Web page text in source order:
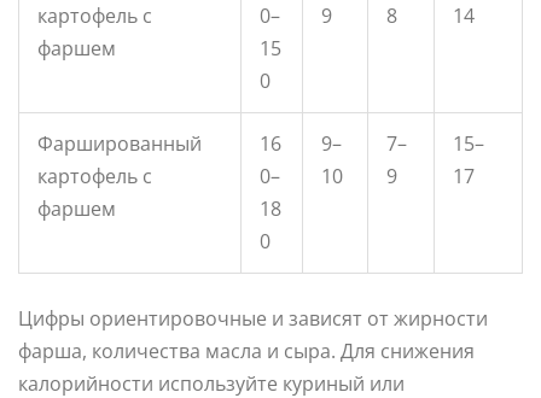
картофель с
фаршем
0–
15
0
9
8
14
Фаршированный
картофель с
фаршем
16
0–
18
0
9–
10
7–
9
15–
17
Цифры ориентировочные и зависят от жирности
фарша, количества масла и сыра. Для снижения
калорийности используйте куриный или